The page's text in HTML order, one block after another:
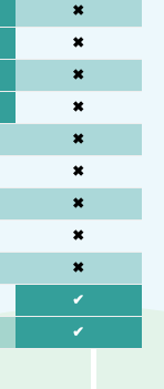
✖︎
✖︎
✖︎
✖︎
✖︎
✖︎
✖︎
✖︎
✖︎
✔︎
✔︎